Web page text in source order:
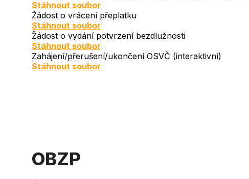
Document
Stáhnout soubor
Žádost o vrácení přeplatku
Document
Stáhnout soubor
Žádost o vydání potvrzení bezdlužnosti
Document
Stáhnout soubor
Zahájení/přerušení/ukončení OSVČ (interaktivní)
Document
Stáhnout soubor
OBZP